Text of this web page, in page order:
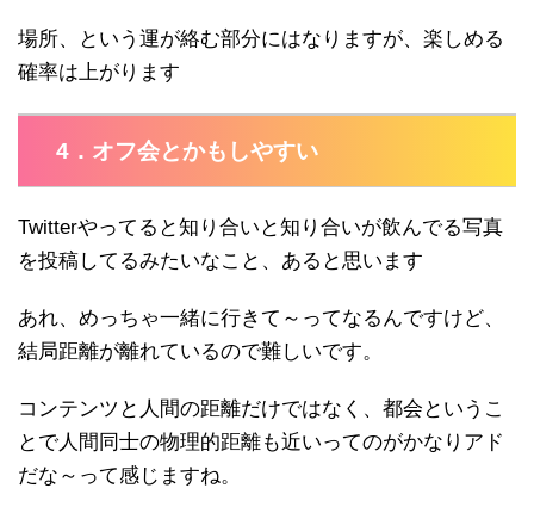
場所、という運が絡む部分にはなりますが、楽しめる
確率は上がります
4．オフ会とかもしやすい
Twitterやってると知り合いと知り合いが飲んでる写真
を投稿してるみたいなこと、あると思います
あれ、めっちゃ一緒に行きて～ってなるんですけど、
結局距離が離れているので難しいです。
コンテンツと人間の距離だけではなく、都会というこ
とで人間同士の物理的距離も近いってのがかなりアド
だな～って感じますね。